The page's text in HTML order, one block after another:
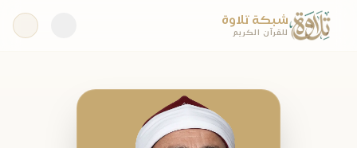
شبكة تلاوة
للقرآن الكريم